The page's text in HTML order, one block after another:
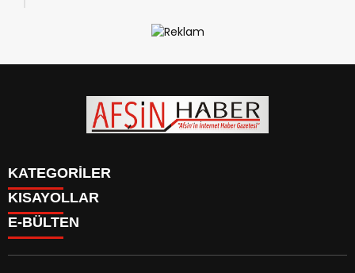
KATEGORİLER
SİYASET
EĞİTİM
KISAYOLLAR
SİYASET
EĞİTİM
E-BÜLTEN